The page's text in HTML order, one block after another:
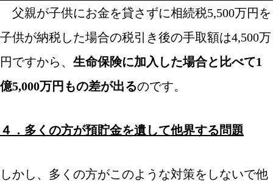
父親が子供にお金を貸さずに相続税5,500万円を
子供が納税した場合の税引き後の手取額は4,500万
円ですから、 生命保険に加入した場合と比べて1
億5,000万円もの差が出るのです。
４．多くの方が預貯金を遺して他界する問題
しかし、多くの方がこのような対策をしないで他